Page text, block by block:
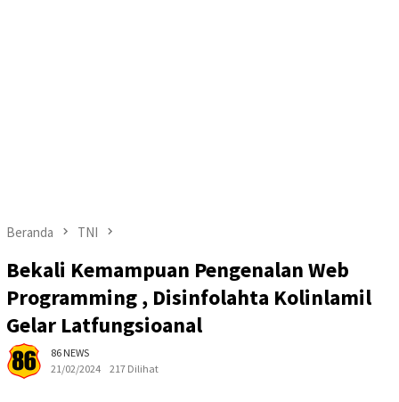
Beranda TNI
Bekali Kemampuan Pengenalan Web
Programming , Disinfolahta Kolinlamil
Gelar Latfungsioanal
86 NEWS
21/02/2024
217 Dilihat